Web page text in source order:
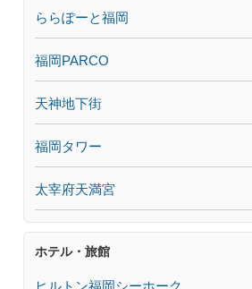
ららぽーと福岡
福岡PARCO
天神地下街
福岡タワー
太宰府天満宮
ホテル・旅館
ヒルトン福岡シーホーク